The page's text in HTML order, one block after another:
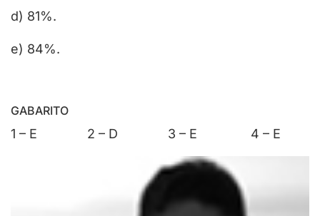
d) 81%.
e) 84%.
GABARITO
1 – E 2 – D 3 – E 4 – E